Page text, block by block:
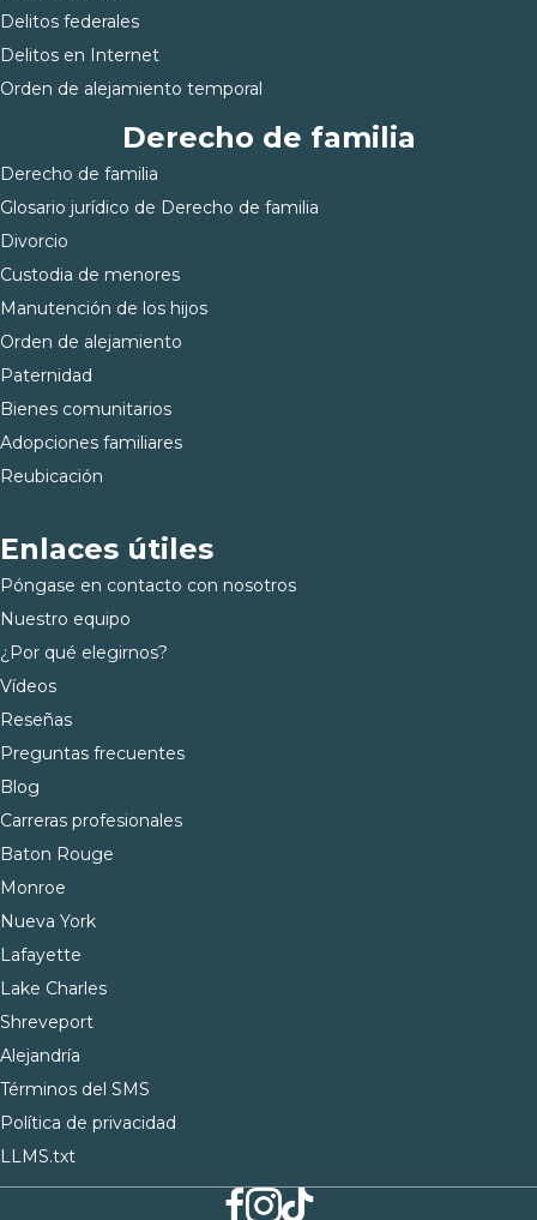
Delitos federales
Delitos en Internet
Orden de alejamiento temporal
Derecho de familia
Derecho de familia
Glosario jurídico de Derecho de familia
Divorcio
Custodia de menores
Manutención de los hijos
Orden de alejamiento
Paternidad
Bienes comunitarios
Adopciones familiares
Reubicación
Enlaces útiles
Póngase en contacto con nosotros
Nuestro equipo
¿Por qué elegirnos?
Vídeos
Reseñas
Preguntas frecuentes
Blog
Carreras profesionales
Baton Rouge
Monroe
Nueva York
Lafayette
Lake Charles
Shreveport
Alejandría
Términos del SMS
Política de privacidad
LLMS.txt